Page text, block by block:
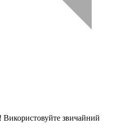
Використовуйте звичайний